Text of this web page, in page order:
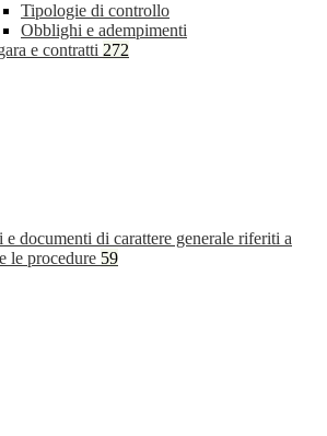
Tipologie di controllo
Obblighi e adempimenti
e contratti 272
e documenti di carattere generale riferiti a
le procedure 59